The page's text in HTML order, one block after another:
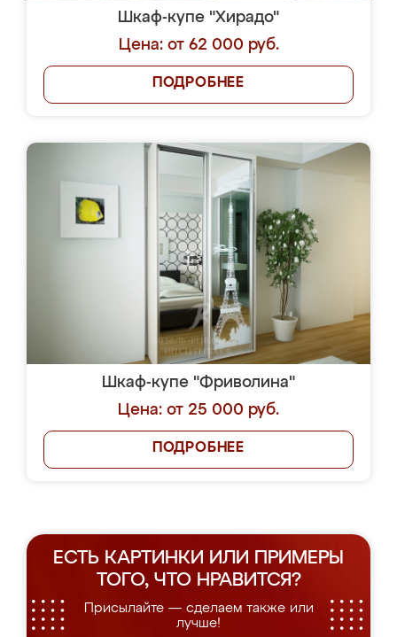
Шкаф-купе "Хирадо"
Цена: от 62 000 руб.
ПОДРОБНЕЕ
Шкаф-купе "Фриволина"
Цена: от 25 000 руб.
ПОДРОБНЕЕ
ЕСТЬ КАРТИНКИ ИЛИ ПРИМЕРЫ
ТОГО, ЧТО НРАВИТСЯ?
Присылайте — сделаем также или
лучше!